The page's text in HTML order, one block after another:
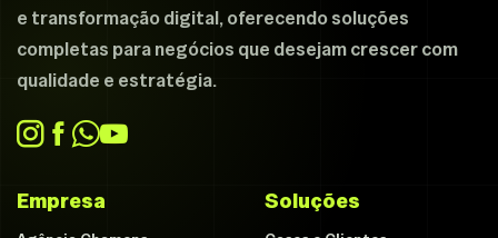
e transformação digital, oferecendo soluções
completas para negócios que desejam crescer com
qualidade e estratégia.
Empresa Soluções